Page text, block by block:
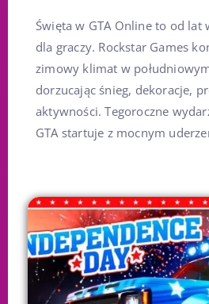
Święta w GTA Online to od
dla graczy. Rockstar Games
zimowy klimat w
dorzucając śnieg, dekoracje,
aktywności. Tegoroczne
GTA startuje z mocnym